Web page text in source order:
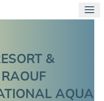
&
AQUA